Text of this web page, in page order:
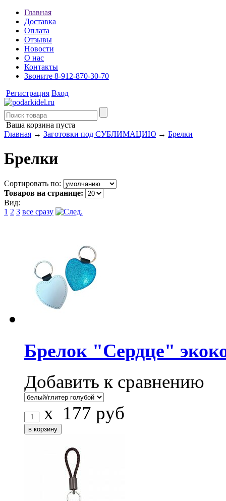
Главная
Доставка
Оплата
Отзывы
Новости
О нас
Контакты
Звоните 8-912-870-30-70
Регистрация Вход
Ваша корзина пуста
Главная → Заготовки под СУБЛИМАЦИЮ → Брелки
Брелки
Сортировать по:
Товаров на странице:
Вид:
1 2 3 все сразу
Брелок "Сердце"
Добавить к сравнению
x 177 руб